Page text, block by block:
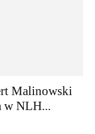
Malinowski
w NLH...